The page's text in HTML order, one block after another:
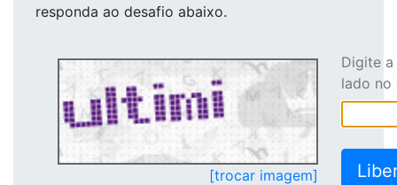
responda ao desafio abaixo.
[trocar imagem]
Digite
lado no